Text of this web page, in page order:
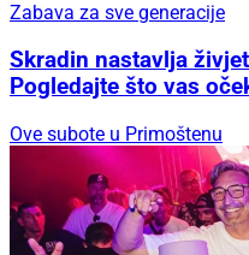
Zabava za sve generacije
Skradin nastavlja
Pogledajte što vas
Ove subote u Primoštenu